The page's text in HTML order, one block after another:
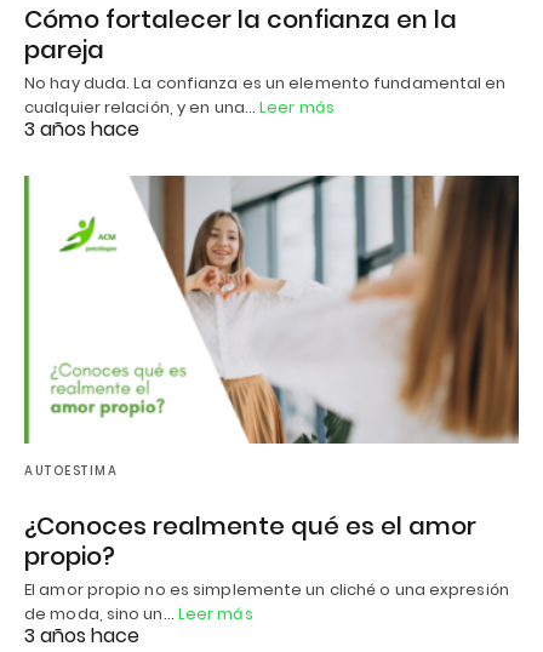
Cómo fortalecer la confianza en la
pareja
No hay duda. La confianza es un elemento fundamental en
cualquier relación, y en una…Leer más
3 años hace
AUTOESTIMA
¿Conoces realmente qué es el amor
propio?
El amor propio no es simplemente un cliché o una expresión
de moda, sino un… Leer más
3 años hace